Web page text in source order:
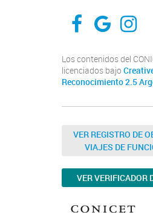
PROIMI-PROIMI-
Los contenidos del
licenciados bajo
Reconocimiento 2.5
VER REGISTRO DE
VIAJES DE
VER VERIFICADOR